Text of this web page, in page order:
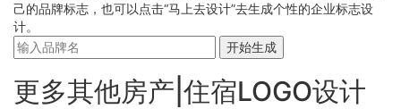
己的品牌标志，也可以点击“马上去设计”去生成个性的企业标志设
计。
开始生成
更多其他房产|住宿LOGO设计